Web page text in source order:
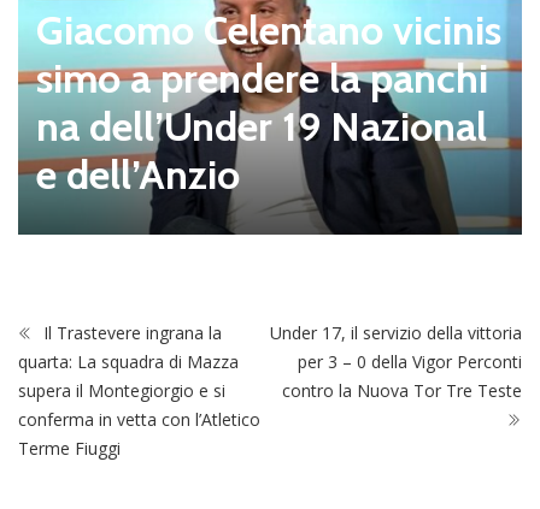
Giacomo Celentano vicinis
simo a prendere la panchi
na dell’Under 19 Nazional
e dell’Anzio
Il Trastevere ingrana la
quarta: La squadra di Mazza
supera il Montegiorgio e si
conferma in vetta con l’Atletico
Terme Fiuggi
Under 17, il servizio della vittoria
per 3 – 0 della Vigor Perconti
contro la Nuova Tor Tre Teste